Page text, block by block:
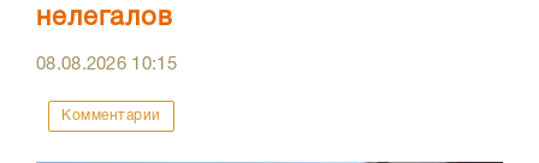
нелегалов
08.08.2026 10:15
Комментарии